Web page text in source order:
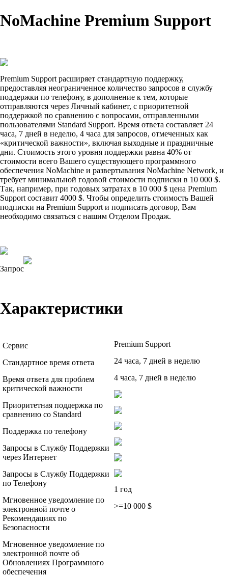
NoMachine Premium Support
Premium Support расширяет стандартную поддержку,
предоставляя неограниченное количество запросов в службу
поддержки по телефону, в дополнение к тем, которые
отправляются через Личный кабинет, с приоритетной
поддержкой по сравнению с вопросами, отправленными
пользователями Standard Support. Время ответа составляет 24
часа, 7 дней в неделю, 4 часа для запросов, отмеченных как
«критической важности», включая выходные и праздничные
дни. Стоимость этого уровня поддержки равна 40% от
стоимости всего Вашего существующего программного
обеспечения NoMachine и развертывания NoMachine Network, и
требует минимальной годовой стоимости подписки в 10 000 $.
Так, например, при годовых затратах в 10 000 $ цена Premium
Support составит 4000 $. Чтобы определить стоимость Вашей
подписки на Premium Support и подписать договор, Вам
необходимо связаться с нашим Отделом Продаж.
Запрос
Характеристики
Сервис
Стандартное время ответа
Время ответа для проблем
критической важности
Приоритетная поддержка по
сравнению со Standard
Поддержка по телефону
Запросы в Службу Поддержки
через Интернет
Запросы в Службу Поддержки
по Телефону
Мгновенное уведомление по
электронной почте о
Рекомендациях по
Безопасности
Мгновенное уведомление по
электронной почте об
Обновлениях Программного
обеспечения
Premium Support
24 часа, 7 дней в неделю
4 часа, 7 дней в неделю
1 год
>=10 000 $